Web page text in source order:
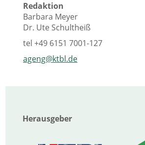
Redaktion
Barbara Meyer
Dr. Ute Schultheiß
tel+49 6151 7001-127
ageng@ktbl.de
Herausgeber